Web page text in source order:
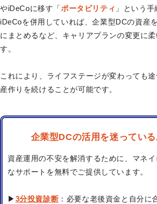
やiDeCoに移す「ポータビリティ 」という手
iDeCoを併用していれば、企業型DCの資産
にまとめるなど、キャリアプランの変更に
す。
これにより、ライフステージが変わっても
産作りを続けることが可能です。
企業型DCの活用を迷ってい
資産運用の不安を解消するために、マネ
なサポートを無料でご提供しています。
▶ 3分投資診断：必要な老後資金と自分に